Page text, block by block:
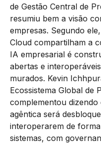
de Gestão Central de
resumiu bem a visão
empresas. Segundo
Cloud compartilham a
IA empresarial é
abertas e
murados. Kevin
Ecossistema Global de
complementou
agêntica será
interoperarem de
sistemas, com